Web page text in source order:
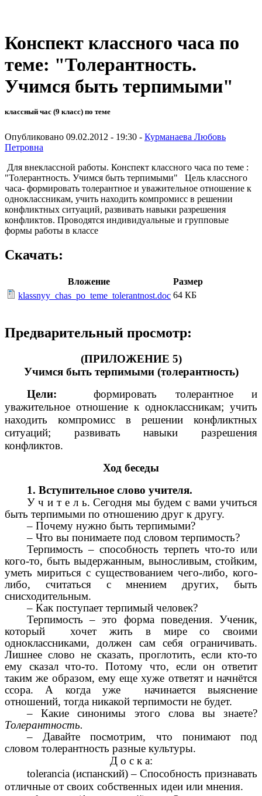
Конспект классного часа по
теме: "Толерантность.
Учимся быть терпимыми"
классный час (9 класс) по теме
Опубликовано 09.02.2012 - 19:30 - Курманаева Любовь
Петровна
Для внеклассной работы. Конспект классного часа по теме :
"Толерантность. Учимся быть терпимыми" Цель классного
часа- формировать толерантное и уважительное отношение к
одноклассникам, учить находить компромисс в решении
конфликтных ситуаций, развивать навыки разрешения
конфликтов. Проводятся индивидуальные и групповые
формы работы в классе
Скачать:
Вложение
Размер
klassnyy_chas_po_teme_tolerantnost.doc 64 КБ
Предварительный просмотр:
(ПРИЛОЖЕНИЕ 5)
Учимся быть терпимыми (толерантность)
Цели: формировать толерантное и
уважительное отношение к одноклассникам; учить
находить компромисс в решении конфликтных
ситуаций; развивать навыки разрешения
конфликтов.
Ход беседы
1. Вступительное слово учителя.
У ч и т е л ь. Сегодня мы будем с вами учиться
быть терпимыми по отношению друг к другу.
– Почему нужно быть терпимыми?
– Что вы понимаете под словом терпимость?
Терпимость – cпособность терпеть что-то или
кого-то, быть выдержанным, выносливым, стойким,
уметь мириться с существованием чего-либо, кого-
либо, считаться с мнением других, быть
снисходительным.
– Как поступает терпимый человек?
Терпимость – это форма поведения. Ученик,
который хочет жить в мире со своими
одноклассниками, должен сам себя ограничивать.
Лишнее слово не сказать, проглотить, если кто-то
ему сказал что-то. Потому что, если он ответит
таким же образом, ему еще хуже ответят и начнётся
ссора. А когда уже начинается выяснение
отношений, тогда никакой терпимости не будет.
– Какие синонимы этого слова вы знаете?
Толерантность.
– Давайте посмотрим, что понимают под
словом толерантность разные культуры.
Д о с к а:
tolerancia (испанский) – Способность признавать
отличные от своих собственных идеи или мнения.